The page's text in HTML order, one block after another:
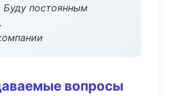
Буду постоянным
вопросы